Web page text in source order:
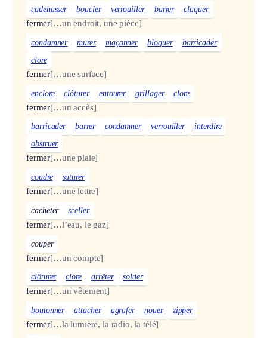
cadenasser boucler verrouiller barrer claquer
fermer[…un endroit, une pièce]
condamner murer maçonner bloquer
barricader
clore
fermer[…une surface]
enclore clôturer entourer grillager clore
fermer[…un accès]
barricader barrer condamner verrouiller
interdire
obstruer
fermer[…une plaie]
coudre suturer
fermer[…une lettre]
cacheter sceller
fermer[…l’eau, le gaz]
couper
fermer[…un compte]
clôturer clore arrêter solder
fermer[…un vêtement]
boutonner attacher agrafer nouer zipper
fermer[…la lumière, la radio, la télé]